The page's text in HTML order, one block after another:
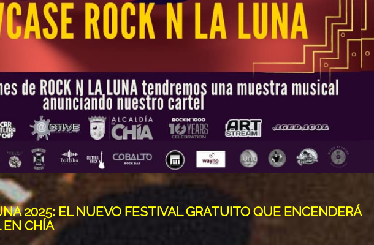
2025: EL NUEVO FESTIVAL GRATUITO QUE ENCENDERÁ
EN CHÍA